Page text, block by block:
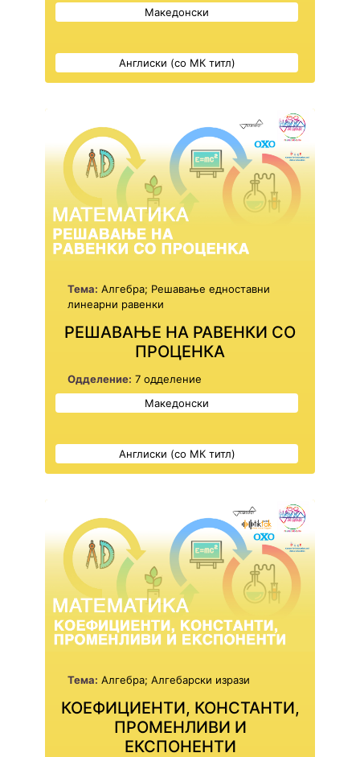
Англиски (со МК титл)
Македонски
Тема: Алгебра; Решавање едноставни
линеарни равенки
РЕШАВАЊЕ НА РАВЕНКИ СО
ПРОЦЕНКА
Одделение: 7 одделение
Англиски (со МК титл)
Македонски
Тема: Алгебра; Алгебарски изрази
КОЕФИЦИЕНТИ, КОНСТАНТИ,
ПРОМЕНЛИВИ И
ЕКСПОНЕНТИ